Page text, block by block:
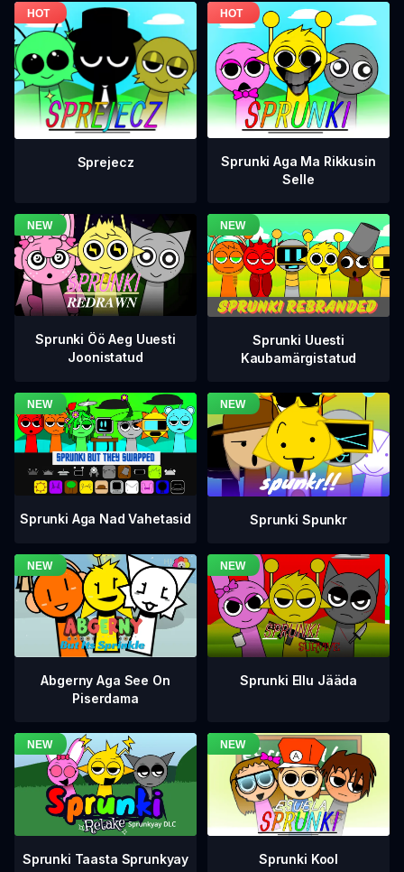
Sprejecz
Sprunki Aga Ma Rikkusin
Selle
Sprunki Öö Aeg Uuesti
Joonistatud
Sprunki Uuesti
Kaubamärgistatud
Sprunki Aga Nad Vahetasid Sprunki Spunkr
Abgerny Aga See On
Piserdama
Sprunki Ellu Jääda
Sprunki Taasta Sprunkyay
Sprunki Kool